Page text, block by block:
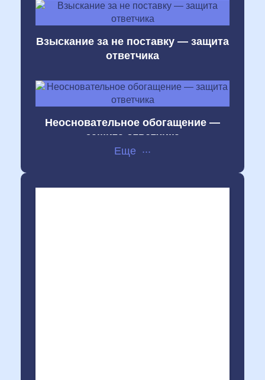
Взыскание за не поставку — защита
ответчика
Неосновательное обогащение —
защита ответчика
...